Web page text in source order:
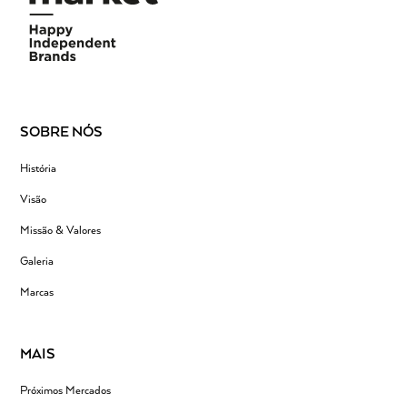
SOBRE NÓS
História
Visão
Missão & Valores
Galeria
Marcas
MAIS
Próximos Mercados